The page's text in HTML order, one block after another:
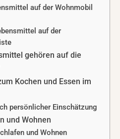
auf der Wohnmobil
auf der
gehören auf die
Kochen und Essen im
persönlicher Einschätzung
und Wohnen
und Wohnen